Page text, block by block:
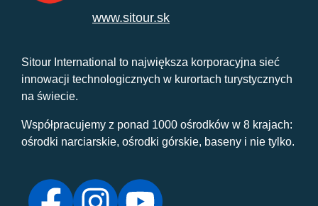
www.sitour.sk
Sitour International to największa korporacyjna sieć
innowacji technologicznych w kurortach turystycznych
na świecie.
Współpracujemy z ponad 1000 ośrodków w 8 krajach:
ośrodki narciarskie, ośrodki górskie, baseny i nie tylko.